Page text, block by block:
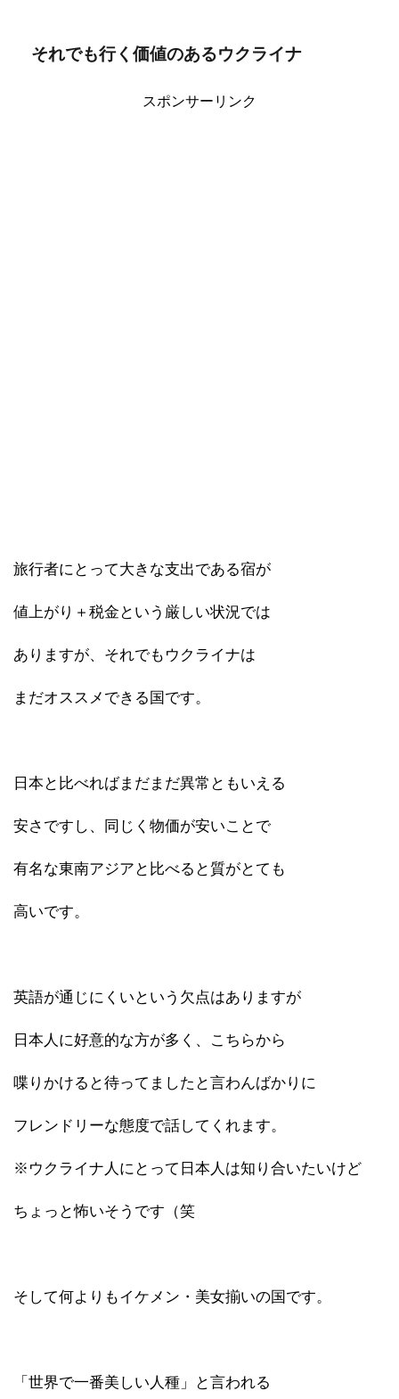
それでも行く価値のあるウクライナ
スポンサーリンク
旅行者にとって大きな支出である宿が
値上がり＋税金という厳しい状況では
ありますが、それでもウクライナは
まだオススメできる国です。
日本と比べればまだまだ異常ともいえる
安さですし、同じく物価が安いことで
有名な東南アジアと比べると質がとても
高いです。
英語が通じにくいという欠点はありますが
日本人に好意的な方が多く、こちらから
喋りかけると待ってましたと言わんばかりに
フレンドリーな態度で話してくれます。
※ウクライナ人にとって日本人は知り合いたいけど
ちょっと怖いそうです（笑
そして何よりもイケメン・美女揃いの国です。
「世界で一番美しい人種」と言われる